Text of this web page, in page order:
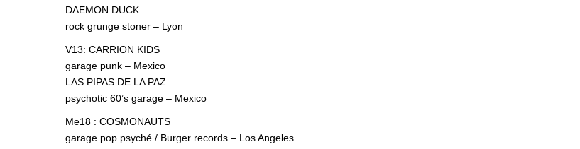
DAEMON DUCK
rock grunge stoner – Lyon
V13: CARRION KIDS
garage punk – Mexico
LAS PIPAS DE LA PAZ
psychotic 60’s garage – Mexico
Me18 : COSMONAUTS
garage pop psyché / Burger records – Los Angeles